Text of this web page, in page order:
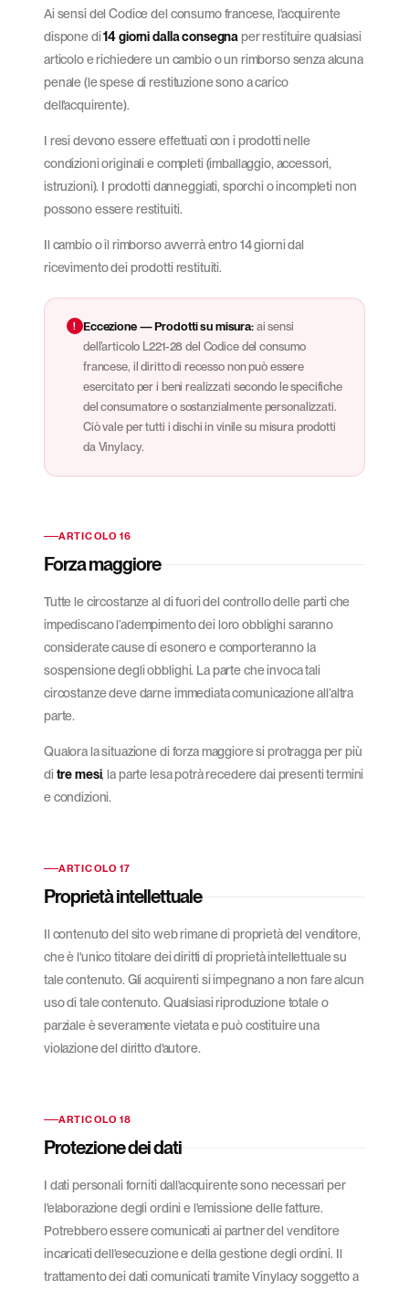
Ai sensi del Codice del consumo francese, l'acquirente
dispone di14 giorni dalla consegnaper restituire qualsiasi
articolo e richiedere un cambio o un rimborso senza alcuna
penale (le spese di restituzione sono a carico
dell'acquirente).
I resi devono essere effettuati con i prodotti nelle
condizioni originali e completi (imballaggio, accessori,
istruzioni). I prodotti danneggiati, sporchi o incompleti non
possono essere restituiti.
Il cambio o il rimborso avverrà entro 14 giorni dal
ricevimento dei prodotti restituiti.
! Eccezione — Prodotti su misura:ai sensi
dell’articolo L221-28 del Codice del consumo
francese, il diritto di recesso non può essere
esercitato per i beni realizzati secondo le specifiche
del consumatore o sostanzialmente personalizzati.
Ciò vale per tutti i dischi in vinile su misura prodotti
da Vinylacy.
ARTICOLO 16
Forza maggiore
Tutte le circostanze al di fuori del controllo delle parti che
impediscano l’adempimento dei loro obblighi saranno
considerate cause di esonero e comporteranno la
sospensione degli obblighi. La parte che invoca tali
circostanze deve darne immediata comunicazione all’altra
parte.
Qualora la situazione di forza maggiore si protragga per più
ditre mesi, la parte lesa potrà recedere dai presenti termini
e condizioni.
ARTICOLO 17
Proprietà intellettuale
Il contenuto del sito web rimane di proprietà del venditore,
che è l'unico titolare dei diritti di proprietà intellettuale su
tale contenuto. Gli acquirenti si impegnano a non fare alcun
uso di tale contenuto. Qualsiasi riproduzione totale o
parziale è severamente vietata e può costituire una
violazione del diritto d'autore.
ARTICOLO 18
Protezione dei dati
I dati personali forniti dall'acquirente sono necessari per
l'elaborazione degli ordini e l'emissione delle fatture.
Potrebbero essere comunicati ai partner del venditore
incaricati dell'esecuzione e della gestione degli ordini. Il
trattamento dei dati comunicati tramite Vinylacy soggetto a